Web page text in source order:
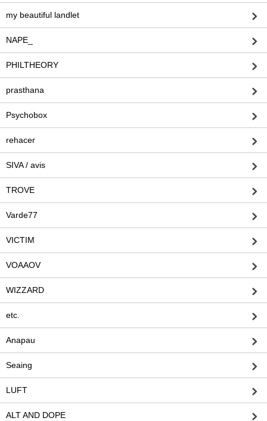
my beautiful landlet
NAPE_
PHILTHEORY
prasthana
Psychobox
rehacer
SIVA / avis
TROVE
Varde77
VICTIM
VOAAOV
WIZZARD
etc.
Anapau
Seaing
LUFT
ALT AND DOPE